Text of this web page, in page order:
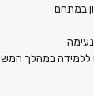
במתחם
ללמידה במהלך